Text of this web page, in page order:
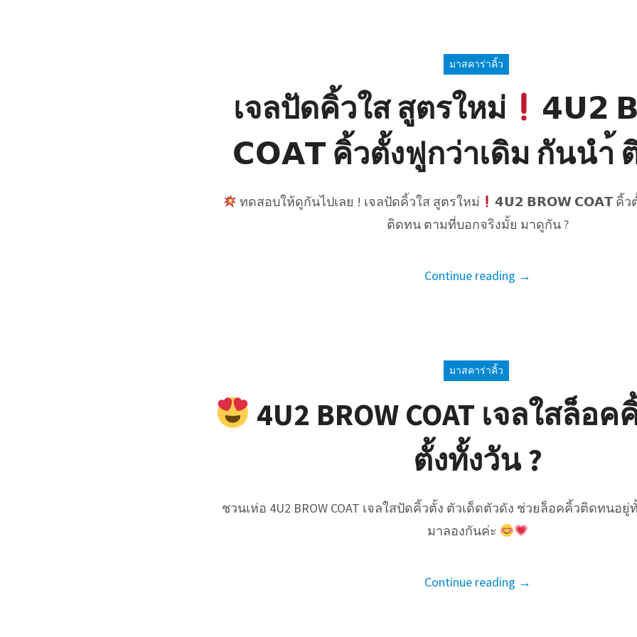
มาสคาร่าคิ้ว
เจลปัดคิ้วใส สูตรใหม่
𝟰𝗨𝟮
𝗖𝗢𝗔𝗧 คิ้วตั้งฟูกว่าเดิม กันนำ้
ทดสอบให้ดูกันไปเลย ! เจลปัดคิ้วใส สูตรใหม่
𝟰𝗨𝟮 𝗕𝗥𝗢𝗪 𝗖𝗢𝗔𝗧 คิ้วตั้
ติดทน ตามที่บอกจริงมั้ย มาดูกัน ?
Continue reading →
มาสคาร่าคิ้ว
4U2 BROW COAT เจลใสล็อ
ตั้งทั้งวัน ?
ชวนเห่อ 4U2 BROW COAT เจลใสปัดคิ้วตั้ง ตัวเด็ดตัวดัง ช่วยล็อคคิ้วติดทนอ
มาลองกันค่ะ
Continue reading →